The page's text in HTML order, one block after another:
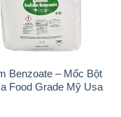
Benzoate – Mốc Bột
Food Grade Mỹ Usa